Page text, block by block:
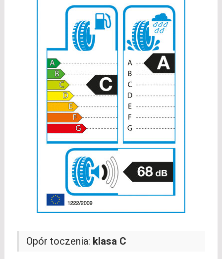
Opór toczenia: klasa C